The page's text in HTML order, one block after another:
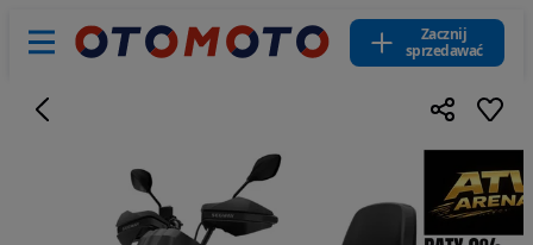
Zacznij
sprzedawać